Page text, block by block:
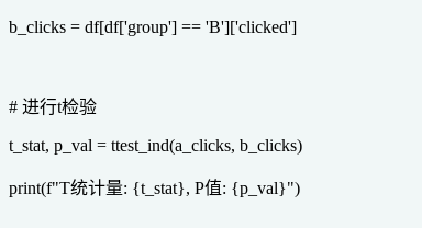
b_clicks = df[df['group'] == 'B']['clicked']
# 进行t检验
t_stat, p_val = ttest_ind(a_clicks, b_clicks)
print(f"T统计量: {t_stat}, P值: {p_val}")